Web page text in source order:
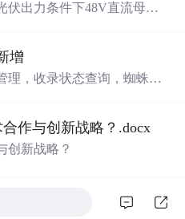
伏出力条件下48V直流母线
中的能量均衡建模方法及
台构建完整的光伏储能直流
系统的协同控制，有效应
问题。研究采用双PI闭环
等多种先进控制算法，显著
优化运行，对于增强离网微
率具有重要理论价值和工程
增
理，收录状态查询，蜘蛛访
器，非 SaaS 账号，拥有完
PC + 移动端适配，自带基
作与创新战略？.docx
创新战略？